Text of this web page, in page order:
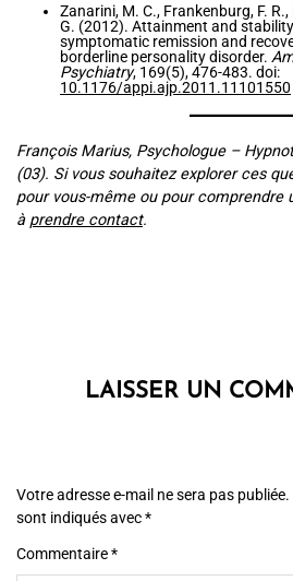
Zanarini, M. C., Frankenburg, F.
G. (2012). Attainment and
symptomatic remission and
borderline personality disorder.
Psychiatry, 169(5), 476-483. doi:
10.1176/appi.ajp.2011.11101550
François Marius, Psychologue –
(03). Si vous souhaitez explorer ces
pour vous-même ou pour comprendre
à prendre contact.
LAISSER UN
Votre adresse e-mail ne sera pas publiée.
sont indiqués avec*
Commentaire*